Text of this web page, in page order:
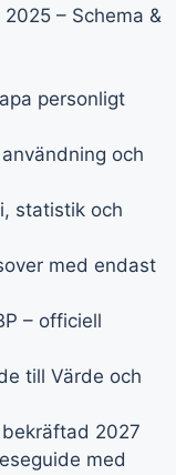
– Schema &
personligt
och
statistik och
med endast
– officiell
till Värde och
2027
med